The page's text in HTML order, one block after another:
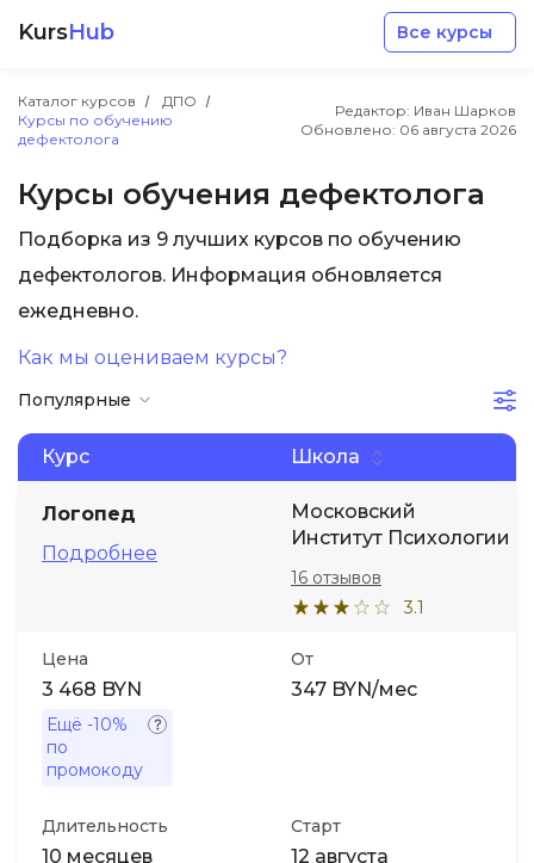
KursHub Все курсы
Каталог курсов
ДПО
Курсы по обучению
дефектолога
Редактор: Иван Шарков
Обновлено: 06 августа 2026
Курсы обучения дефектолога
Подборка из 9 лучших курсов по обучению
дефектологов. Информация обновляется
ежедневно.
Как мы оцениваем курсы?
Популярные
Курс Школа
Логопед
Подробнее
Московский
Институт Психологии
3.1
16 отзывов
Цена
3 468 BYN
Ещё -10%
по
промокоду
От
347 BYN/мес
Длительность
10 месяцев
Старт
12 августа
Разработка
Маркетинг
Дизайн
Аналитика
Менеджмент
Иностранные языки
Soft Skills
ДПО